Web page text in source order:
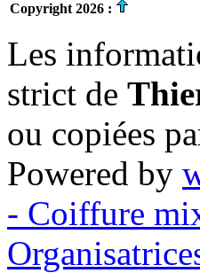
Copyright 2026 :
Les
strict de
ou copiées
Powered by
- Coiffure